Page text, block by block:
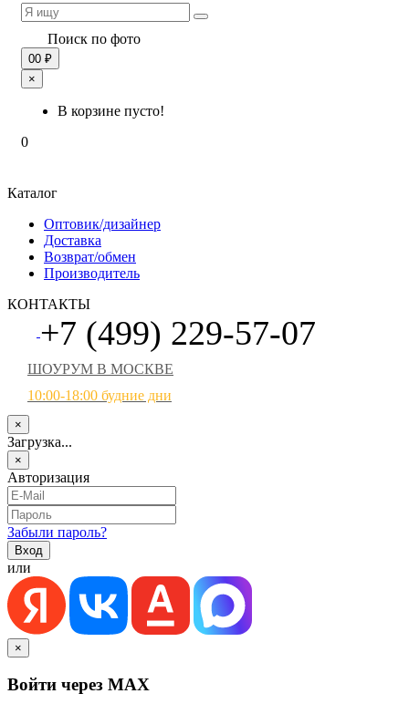
Поиск по фото
00 ₽
×
В корзине пусто!
0
Каталог
Оптовик/дизайнер
Доставка
Возврат/обмен
Производитель
КОНТАКТЫ
+7 (499) 229-57-07
ШОУРУМ В МОСКВЕ
10:00-18:00 будние дни
×
Загрузка...
×
Авторизация
Забыли пароль?
или
×
Войти через MAX